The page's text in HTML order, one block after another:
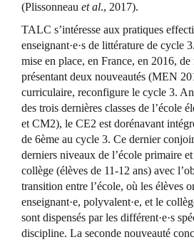
(Plissonneau et al., 2017).
TALC s’intéresse aux pratiques
enseignant·e·s de littérature de cycle
mise en place, en France, en 2016,
présentant deux nouveautés (MEN
curriculaire, reconfigure le cycle 3.
des trois dernières classes de l’école
et CM2), le CE2 est dorénavant
de 6ème au cycle 3. Ce dernier
derniers niveaux de l’école primaire
collège (élèves de 11-12 ans) avec
transition entre l’école, où les élèves
enseignant·e, polyvalent·e, et le
sont dispensés par les différent·e·s
discipline. La seconde nouveauté